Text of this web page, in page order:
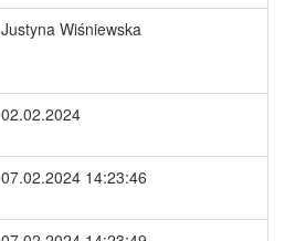
Justyna Wiśniewska
02.02.2024
07.02.2024 14:23:46